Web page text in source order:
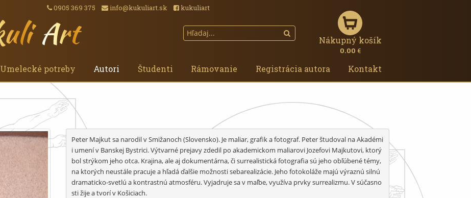
0905 369 375 info@kukuliart.sk kukuliart
Nákupný košík
0.00 €
Umelecké potreby Autori Študenti Rámovanie Registrácia autora Kontakt
Peter Majkut sa narodil v Smižanoch (Slovensko). Je maliar, grafik a fotograf. Peter študoval na Akadémi
i umení v Banskej Bystrici. Výtvarné prejavy zdedil po akademickom maliarovi Jozefovi Majkutovi, ktorý
bol strýkom jeho otca. Krajina, ale aj dokumentárna, či surrealistická fotografia sú jeho obľúbené témy,
na ktorých neustále pracuje a hľadá ďalšie možnosti sebarealizácie. Jeho fotokoláže majú výraznú silnú
dramaticko-svetlú a kontrastnú atmosféru. Vyjadruje sa v maľbe, využíva prvky surrealizmu. V súčasno
sti žije a tvorí v Košiciach.